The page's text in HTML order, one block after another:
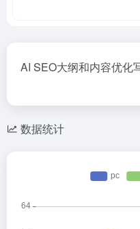
AI SEO大纲和内容优化
数据统计